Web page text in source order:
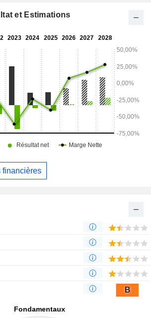
Guinée. Ses activités de Simberi se
Guinée.
et Estimations
financières
B